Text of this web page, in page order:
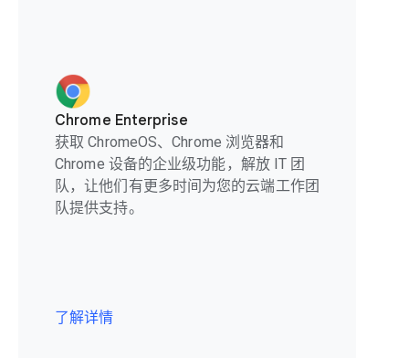
Chrome Enterprise
获取 ChromeOS、Chrome 浏览器和
Chrome 设备的企业级功能，解放 IT 团
队，让他们有更多时间为您的云端工作团
队提供支持。
了解详情